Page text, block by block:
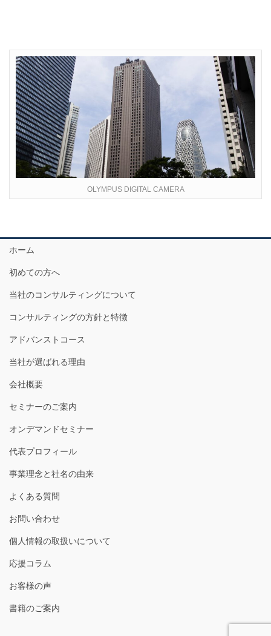
OLYMPUS DIGITAL CAMERA
ホーム
初めての方へ
当社のコンサルティングについて
コンサルティングの方針と特徴
アドバンストコース
当社が選ばれる理由
会社概要
セミナーのご案内
オンデマンドセミナー
代表プロフィール
事業理念と社名の由来
よくある質問
お問い合わせ
個人情報の取扱いについて
応援コラム
お客様の声
書籍のご案内